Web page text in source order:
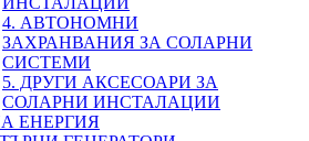
4. АВТОНОМНИ
ЗАХРАНВАНИЯ ЗА СОЛАРНИ
СИСТЕМИ
5. ДРУГИ АКСЕСОАРИ ЗА
СОЛАРНИ ИНСТАЛАЦИИ
ЕНЕРГИЯ